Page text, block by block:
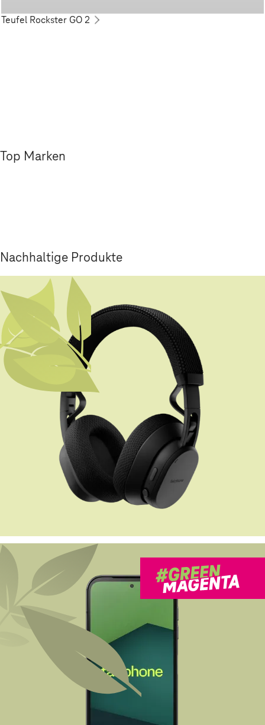
Teufel Rockster GO 2
Top Marken
Nachhaltige Produkte